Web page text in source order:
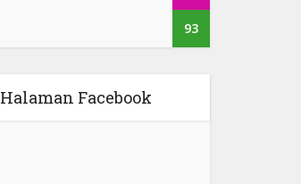
93
Halaman Facebook